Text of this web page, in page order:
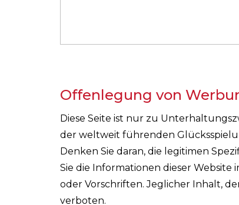
Offenlegung von
Diese Seite ist nur zu
der weltweit führenden
Denken Sie daran, die legitimen
Sie die Informationen dieser
oder Vorschriften. Jeglicher Inhalt,
verboten.